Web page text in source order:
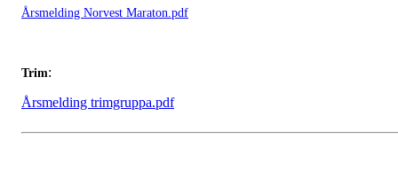
Årsmelding Norvest Maraton.pdf
Trim:
Årsmelding trimgruppa.pdf